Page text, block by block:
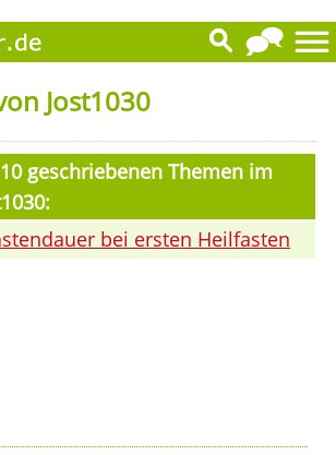
Jost1030
geschriebenen Themen im
bei ersten Heilfasten